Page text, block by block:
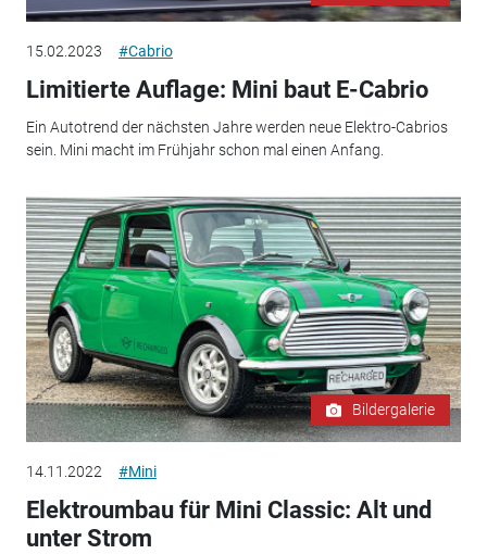
15.02.2023 #Cabrio
Limitierte Auflage: Mini baut E-Cabrio
Ein Autotrend der nächsten Jahre werden neue Elektro-Cabrios
sein. Mini macht im Frühjahr schon mal einen Anfang.
Bildergalerie
14.11.2022 #Mini
Elektroumbau für Mini Classic: Alt und
unter Strom